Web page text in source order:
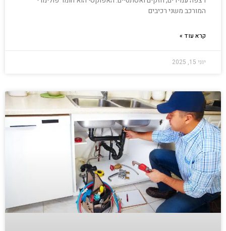
המורכב משני רכיבים
קרא עוד »
יוני 15, 2025